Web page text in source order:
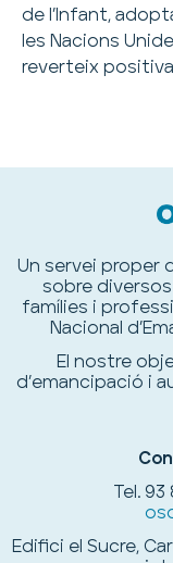
de l’Infant,
les Nacions
reverteix
Un servei proper
sobre
famílies i
Nacional
El nostre
d’emancipació i
Tel. 93
Edifici el Sucre,